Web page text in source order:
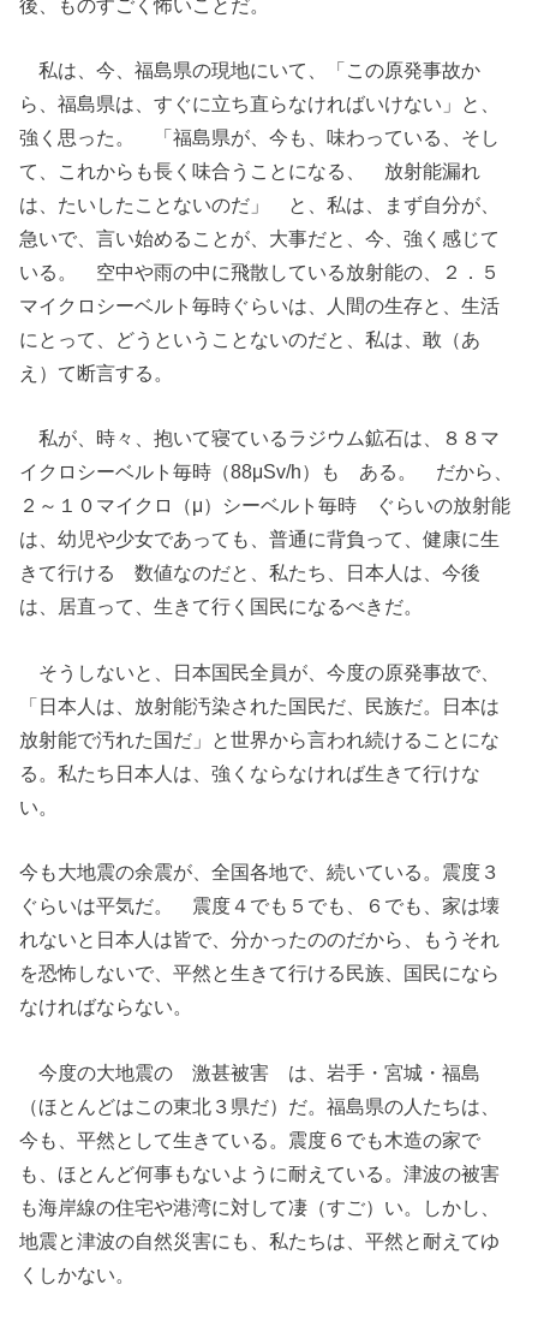
後、ものすごく怖いことだ。
私は、今、福島県の現地にいて、「この原発事故か
ら、福島県は、すぐに立ち直らなければいけない」と、
強く思った。 「福島県が、今も、味わっている、そし
て、これからも長く味合うことになる、 放射能漏れ
は、たいしたことないのだ」 と、私は、まず自分が、
急いで、言い始めることが、大事だと、今、強く感じて
いる。 空中や雨の中に飛散している放射能の、２．５
マイクロシーベルト毎時ぐらいは、人間の生存と、生活
にとって、どうということないのだと、私は、敢（あ
え）て断言する。
私が、時々、抱いて寝ているラジウム鉱石は、８８マ
イクロシーベルト毎時（88μSv/h）も ある。 だから、
２～１０マイクロ（μ）シーベルト毎時 ぐらいの放射能
は、幼児や少女であっても、普通に背負って、健康に生
きて行ける 数値なのだと、私たち、日本人は、今後
は、居直って、生きて行く国民になるべきだ。
そうしないと、日本国民全員が、今度の原発事故で、
「日本人は、放射能汚染された国民だ、民族だ。日本は
放射能で汚れた国だ」と世界から言われ続けることにな
る。私たち日本人は、強くならなければ生きて行けな
い。
今も大地震の余震が、全国各地で、続いている。震度３
ぐらいは平気だ。 震度４でも５でも、６でも、家は壊
れないと日本人は皆で、分かったののだから、もうそれ
を恐怖しないで、平然と生きて行ける民族、国民になら
なければならない。
今度の大地震の 激甚被害 は、岩手・宮城・福島
（ほとんどはこの東北３県だ）だ。福島県の人たちは、
今も、平然として生きている。震度６でも木造の家で
も、ほとんど何事もないように耐えている。津波の被害
も海岸線の住宅や港湾に対して凄（すご）い。しかし、
地震と津波の自然災害にも、私たちは、平然と耐えてゆ
くしかない。